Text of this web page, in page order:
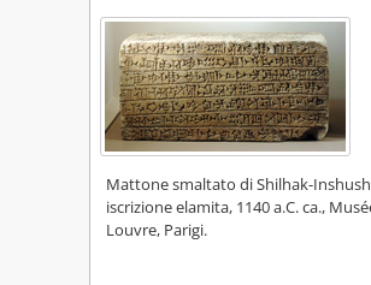
Mattone smaltato di Shilhak-
iscrizione elamita, 1140 a.C. ca.,
Louvre, Parigi.